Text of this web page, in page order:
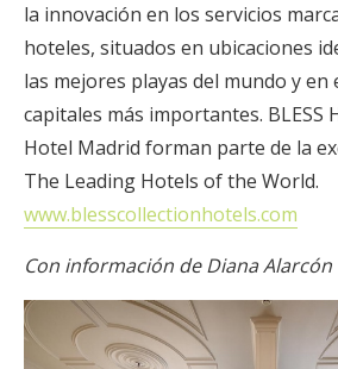
la innovación en los servicios
hoteles, situados en ubicaciones
las mejores playas del mundo y en
capitales más importantes. BLESS
Hotel Madrid forman parte de la
The Leading Hotels of the World.
www.blesscollectionhotels.com
Con información de Diana Alarcón